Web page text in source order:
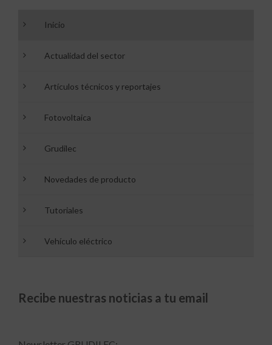
Inicio
Actualidad del sector
Artículos técnicos y reportajes
Fotovoltaica
Grudilec
Novedades de producto
Tutoriales
Vehículo eléctrico
Recibe nuestras noticias a tu email